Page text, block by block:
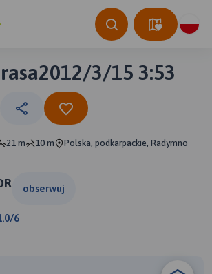
3/15 3:53
21 m 10 m Polska, podkarpackie, Radymno
obserwuj
6